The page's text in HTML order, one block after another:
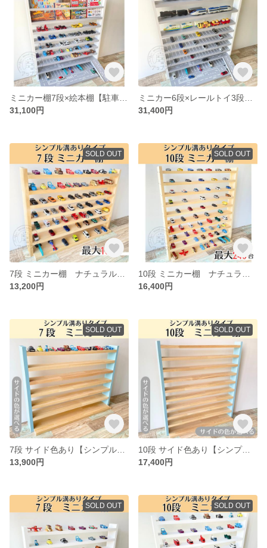
31,100円
31,400円
SOLD OUT
13,200円
SOLD OUT
16,400円
SOLD OUT
13,900円
SOLD OUT
10段 サイド色あり【シンプル溝ありタイプ】【2026年6月下旬～9月下旬頃発送予定】ミニカー収納棚 大容量 最大240台 ミニカー収納
17,400円
SOLD OUT SOLD OUT